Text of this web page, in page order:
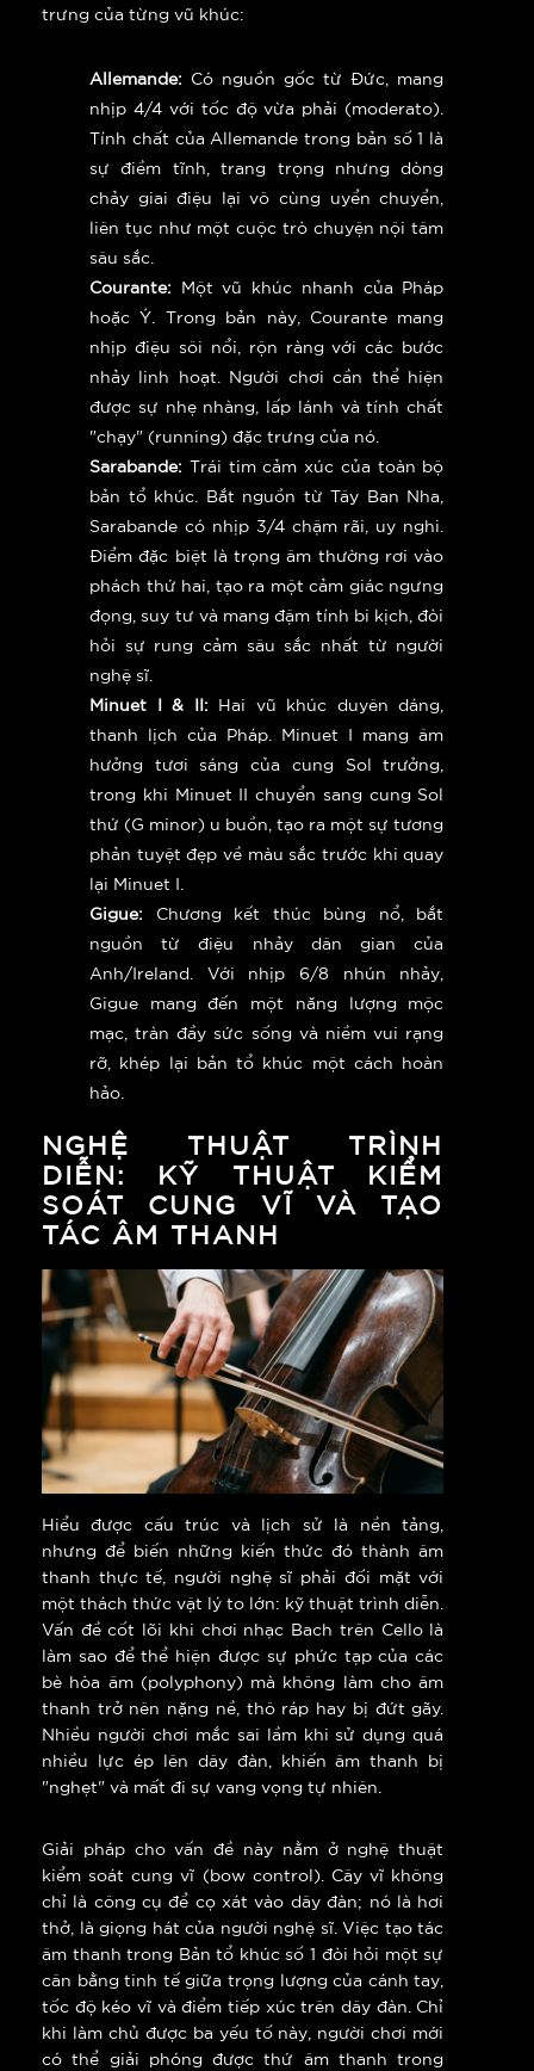
trưng của từng vũ khúc:
Allemande: Có nguồn gốc từ Đức, mang
nhịp 4/4 với tốc độ vừa phải (moderato).
Tính chất của Allemande trong bản số 1 là
sự điềm tĩnh, trang trọng nhưng dòng
chảy giai điệu lại vô cùng uyển chuyển,
liên tục như một cuộc trò chuyện nội tâm
sâu sắc.
Courante: Một vũ khúc nhanh của Pháp
hoặc Ý. Trong bản này, Courante mang
nhịp điệu sôi nổi, rộn ràng với các bước
nhảy linh hoạt. Người chơi cần thể hiện
được sự nhẹ nhàng, lấp lánh và tính chất
"chạy" (running) đặc trưng của nó.
Sarabande: Trái tim cảm xúc của toàn bộ
bản tổ khúc. Bắt nguồn từ Tây Ban Nha,
Sarabande có nhịp 3/4 chậm rãi, uy nghi.
Điểm đặc biệt là trọng âm thường rơi vào
phách thứ hai, tạo ra một cảm giác ngưng
đọng, suy tư và mang đậm tính bi kịch, đòi
hỏi sự rung cảm sâu sắc nhất từ người
nghệ sĩ.
Minuet I & II: Hai vũ khúc duyên dáng,
thanh lịch của Pháp. Minuet I mang âm
hưởng tươi sáng của cung Sol trưởng,
trong khi Minuet II chuyển sang cung Sol
thứ (G minor) u buồn, tạo ra một sự tương
phản tuyệt đẹp về màu sắc trước khi quay
lại Minuet I.
Gigue: Chương kết thúc bùng nổ, bắt
nguồn từ điệu nhảy dân gian của
Anh/Ireland. Với nhịp 6/8 nhún nhảy,
Gigue mang đến một năng lượng mộc
mạc, tràn đầy sức sống và niềm vui rạng
rỡ, khép lại bản tổ khúc một cách hoàn
hảo.
NGHỆ THUẬT TRÌNH
DIỄN: KỸ THUẬT KIỂM
SOÁT CUNG VĨ VÀ TẠO
TÁC ÂM THANH
Hiểu được cấu trúc và lịch sử là nền tảng,
nhưng để biến những kiến thức đó thành âm
thanh thực tế, người nghệ sĩ phải đối mặt với
một thách thức vật lý to lớn: kỹ thuật trình diễn.
Vấn đề cốt lõi khi chơi nhạc Bach trên Cello là
làm sao để thể hiện được sự phức tạp của các
bè hòa âm (polyphony) mà không làm cho âm
thanh trở nên nặng nề, thô ráp hay bị đứt gãy.
Nhiều người chơi mắc sai lầm khi sử dụng quá
nhiều lực ép lên dây đàn, khiến âm thanh bị
"nghẹt" và mất đi sự vang vọng tự nhiên.
Giải pháp cho vấn đề này nằm ở nghệ thuật
kiểm soát cung vĩ (bow control). Cây vĩ không
chỉ là công cụ để cọ xát vào dây đàn; nó là hơi
thở, là giọng hát của người nghệ sĩ. Việc tạo tác
âm thanh trong Bản tổ khúc số 1 đòi hỏi một sự
cân bằng tinh tế giữa trọng lượng của cánh tay,
tốc độ kéo vĩ và điểm tiếp xúc trên dây đàn. Chỉ
khi làm chủ được ba yếu tố này, người chơi mới
có thể giải phóng được thứ âm thanh trong